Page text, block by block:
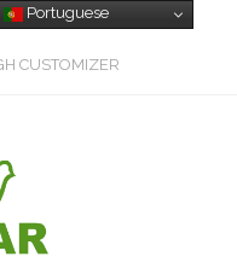
CUSTOMIZER
Portuguese